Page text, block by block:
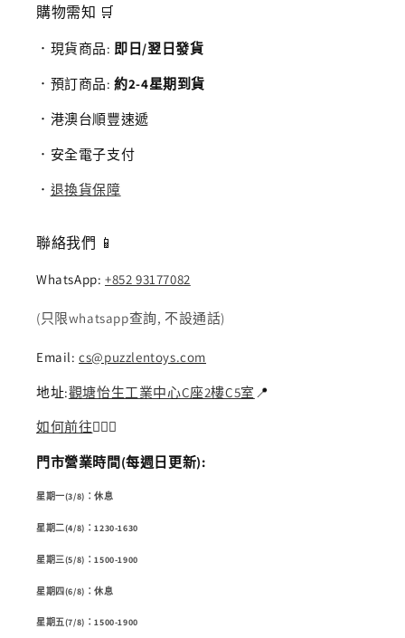
購物需知 🛒
．現貨商品: 即日/翌日發貨
．預訂商品:約2-4星期到貨
．港澳台順豐速遞
．安全電子支付
． 退換貨保障
聯絡我們 📱
WhatsApp: +852 93177082
(只限whatsapp查詢, 不設通話)
Email:cs@puzzlentoys.com
地址:觀塘怡生工業中心C座2樓C5室 📍
如何前往🏃🏻‍♂️
門市營業時間(每週日更新):
星期一(3/8)：休息
星期二(4/8)：1230-1630
星期三(5/8)：1500-1900
星期四(6/8)：休息
星期五(7/8)：1500-1900